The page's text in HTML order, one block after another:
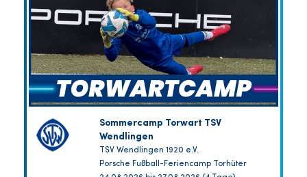
Sommercamp Torwart TSV
Wendlingen
TSV Wendlingen 1920 e.V.
Porsche Fußball-Feriencamp Torhüter